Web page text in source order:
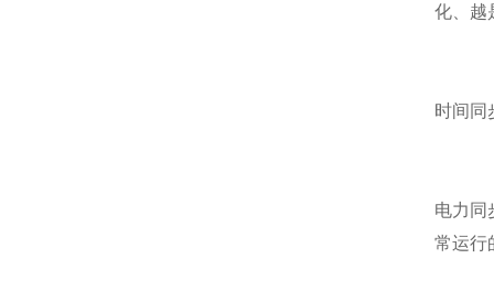
化、越
时间同
电力同
常运行